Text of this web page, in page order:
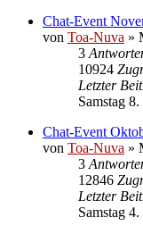
Chat-Event
von Toa-Nuva »
3
10924
Letzter
Samstag
Chat-Event
von Toa-Nuva »
3
12846
Letzter
Samstag